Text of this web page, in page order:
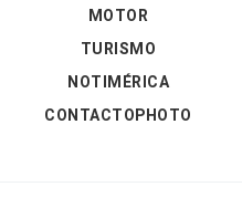
MOTOR
TURISMO
NOTIMÉRICA
CONTACTOPHOTO